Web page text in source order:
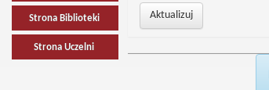
Strona Biblioteki
Strona Uczelni